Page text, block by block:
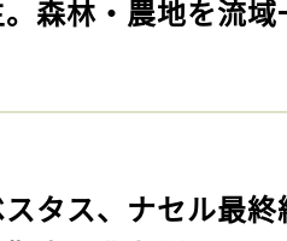
森林・農地を流
スタス、ナセル最